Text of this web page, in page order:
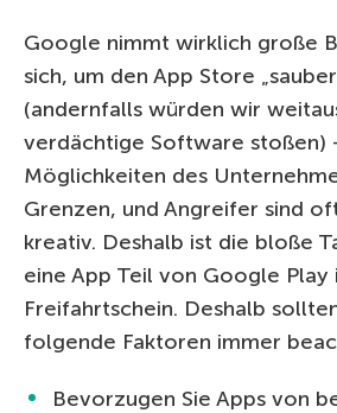
Google nimmt wirklich große
sich, um den App Store
(andernfalls würden wir
verdächtige Software stoßen)
Möglichkeiten des
Grenzen, und Angreifer sind
kreativ. Deshalb ist die bloße
eine App Teil von Google Play
Freifahrtschein. Deshalb
folgende Faktoren immer
Bevorzugen Sie Apps von